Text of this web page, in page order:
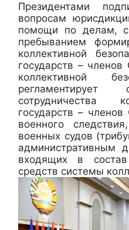
Президентами
вопросам
помощи по делам,
пребыванием
коллективной
государств –
коллективной
регламентирует
сотрудничества
государств –
военного
военных судов
административным
входящих в
средств системы